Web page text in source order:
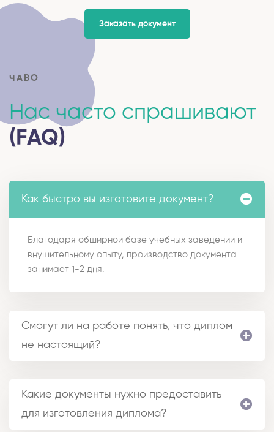
Заказать документ
ЧАВО
Нас часто спрашивают
(FAQ)
Как быстро вы изготовите документ?
Благодаря обширной базе учебных заведений и
внушительному опыту, производство документа
занимает 1-2 дня.
Смогут ли на работе понять, что диплом
не настоящий?
Какие документы нужно предоставить
для изготовления диплома?